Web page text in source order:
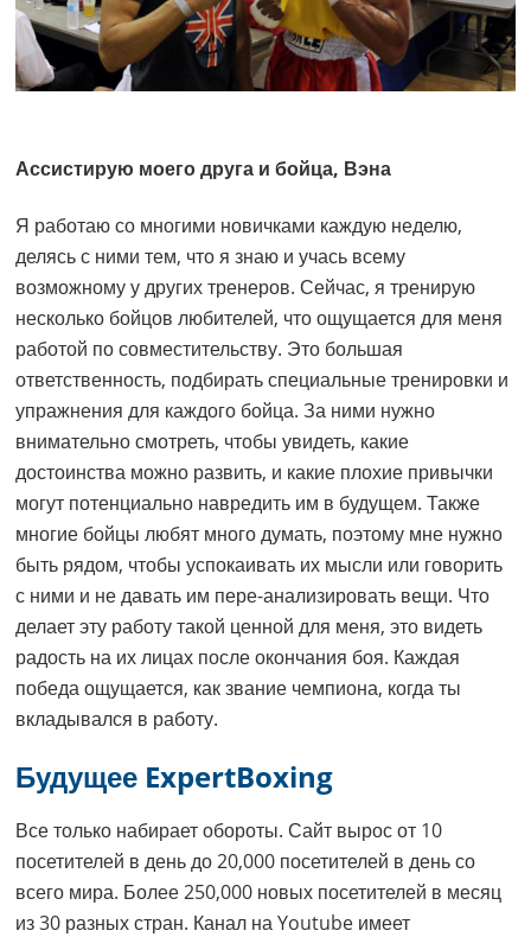
Ассистирую моего друга и бойца, Вэна
Я работаю со многими новичками каждую неделю,
делясь с ними тем, что я знаю и учась всему
возможному у других тренеров. Сейчас, я тренирую
несколько бойцов любителей, что ощущается для меня
работой по совместительству. Это большая
ответственность, подбирать специальные тренировки и
упражнения для каждого бойца. За ними нужно
внимательно смотреть, чтобы увидеть, какие
достоинства можно развить, и какие плохие привычки
могут потенциально навредить им в будущем. Также
многие бойцы любят много думать, поэтому мне нужно
быть рядом, чтобы успокаивать их мысли или говорить
с ними и не давать им пере-анализировать вещи. Что
делает эту работу такой ценной для меня, это видеть
радость на их лицах после окончания боя. Каждая
победа ощущается, как звание чемпиона, когда ты
вкладывался в работу.
Будущее ExpertBoxing
Все только набирает обороты. Сайт вырос от 10
посетителей в день до 20,000 посетителей в день со
всего мира. Более 250,000 новых посетителей в месяц
из 30 разных стран. Канал на Youtube имеет